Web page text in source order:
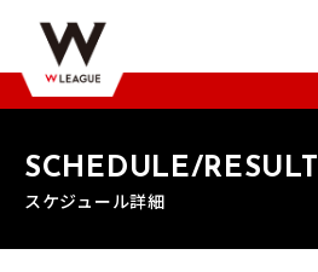
SCHEDULE/RESULT
スケジュール詳細